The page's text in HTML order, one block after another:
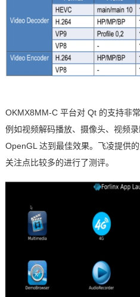
OKMX8MM-C 平台对Qt 的支持非
例如视频解码播放、摄像头、视频
OpenGL 达到最佳效果。 飞凌提供
关注点比较多的进行了测评。